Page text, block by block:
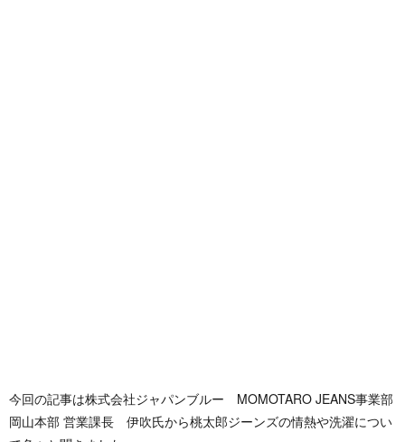
今回の記事は株式会社ジャパンブルー MOMOTARO JEANS事業部
岡山本部 営業課長 伊吹氏から桃太郎ジーンズの情熱や洗濯につい